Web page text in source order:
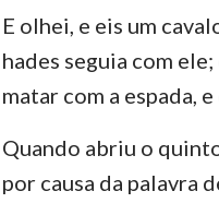
Joel
Obadias
Habacuque
E olhei, e eis um
hades seguia com
matar com a espada,
Quando abriu o
por causa da palavra